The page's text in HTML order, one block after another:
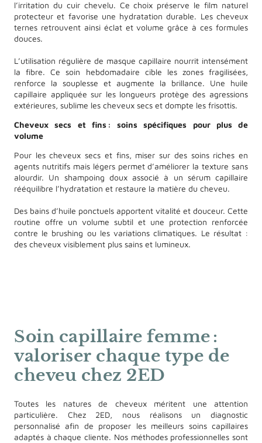
l’irritation du cuir chevelu. Ce choix préserve le film naturel
protecteur et favorise une hydratation durable. Les cheveux
ternes retrouvent ainsi éclat et volume grâce à ces formules
douces.
L’utilisation régulière de masque capillaire nourrit intensément
la fibre. Ce soin hebdomadaire cible les zones fragilisées,
renforce la souplesse et augmente la brillance. Une huile
capillaire appliquée sur les longueurs protège des agressions
extérieures, sublime les cheveux secs et dompte les frisottis.
Cheveux secs et fins : soins spécifiques pour plus de
volume
Pour les cheveux secs et fins, miser sur des soins riches en
agents nutritifs mais légers permet d’améliorer la texture sans
alourdir. Un shampoing doux associé à un sérum capillaire
rééquilibre l’hydratation et restaure la matière du cheveu.
Des bains d’huile ponctuels apportent vitalité et douceur. Cette
routine offre un volume subtil et une protection renforcée
contre le brushing ou les variations climatiques. Le résultat :
des cheveux visiblement plus sains et lumineux.
Soin capillaire femme :
valoriser chaque type de
cheveu chez 2ED
Toutes les natures de cheveux méritent une attention
particulière. Chez 2ED, nous réalisons un diagnostic
personnalisé afin de proposer les meilleurs soins capillaires
adaptés à chaque cliente. Nos méthodes professionnelles sont